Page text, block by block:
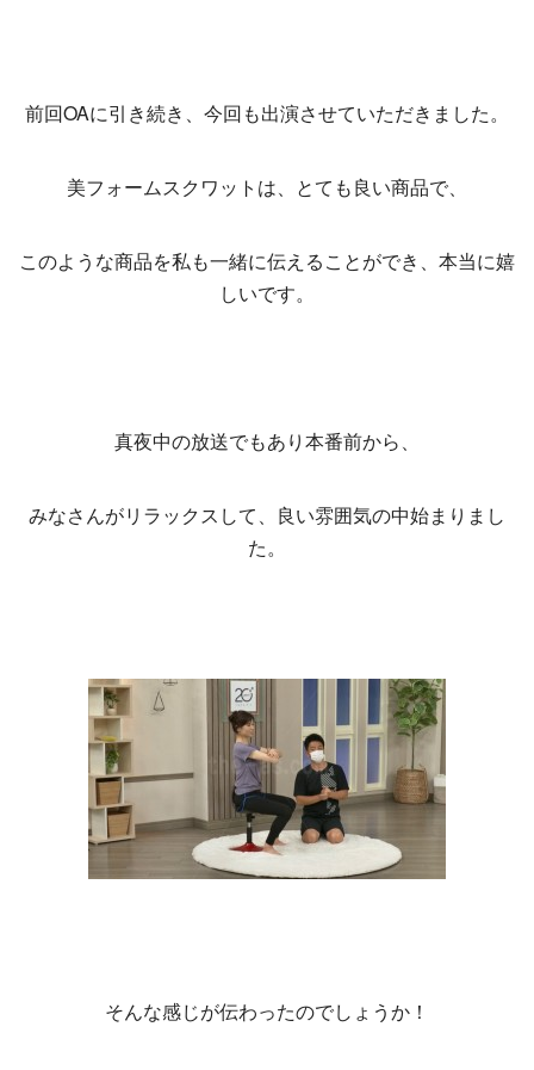
前回OAに引き続き、今回も出演させていただきました。
美フォームスクワットは、とても良い商品で、
このような商品を私も一緒に伝えることができ、本当に嬉
しいです。
真夜中の放送でもあり本番前から、
みなさんがリラックスして、良い雰囲気の中始まりまし
た。
そんな感じが伝わったのでしょうか！